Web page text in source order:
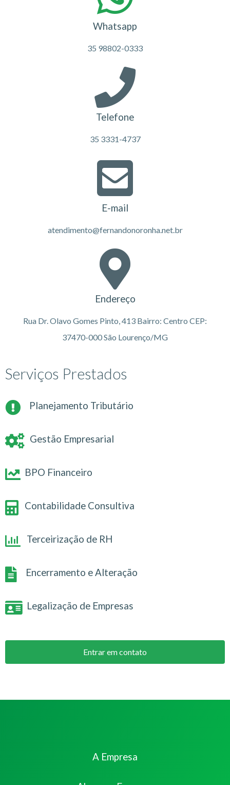
Whatsapp
35 98802-0333
Telefone
35 3331-4737
E-mail
atendimento@fernandonoronha.net.br
Endereço
Rua Dr. Olavo Gomes Pinto, 413 Bairro: Centro CEP:
37470-000 São Lourenço/MG
Serviços Prestados
Planejamento Tributário
Gestão Empresarial
BPO Financeiro
Contabilidade Consultiva
Terceirização de RH
Encerramento e Alteração
Legalização de Empresas
Entrar em contato
A Empresa